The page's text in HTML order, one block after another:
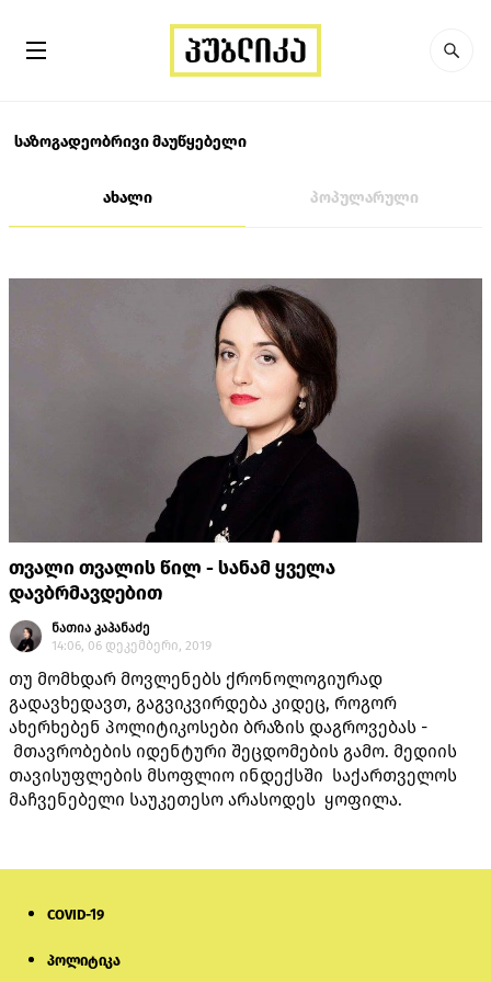
საზოგადეობრივი მაუწყებელი
ახალი პოპულარული
თვალი თვალის წილ - სანამ ყველა
დავბრმავდებით
ნათია კაპანაძე
14:06, 06 დეკემბერი, 2019
თუ მომხდარ მოვლენებს ქრონოლოგიურად
გადავხედავთ, გაგვიკვირდება კიდეც, როგორ
ახერხებენ პოლიტიკოსები ბრაზის დაგროვებას -
მთავრობების იდენტური შეცდომების გამო. მედიის
თავისუფლების მსოფლიო ინდექსში საქართველოს
მაჩვენებელი საუკეთესო არასოდეს ყოფილა.
COVID-19
პოლიტიკა